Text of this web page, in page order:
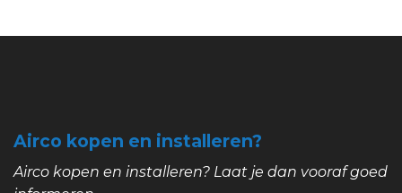
Airco kopen en installeren?
Airco kopen en installeren? Laat je dan vooraf goed